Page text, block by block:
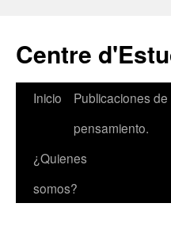
contenido
Centre
Inicio
Publicaciones
pensamiento.
¿Quienes
somos?